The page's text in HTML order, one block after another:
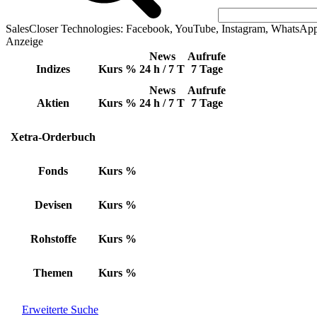
SalesCloser Technologies: Facebook, YouTube, Instagram,
Anzeige
Indizes Kurs %
News
24 h / 7 T
Aufrufe
7 Tage
Aktien Kurs %
News
24 h / 7 T
Aufrufe
7 Tage
Xetra-Orderbuch
Fonds Kurs %
Devisen Kurs %
Rohstoffe Kurs %
Themen Kurs %
Erweiterte Suche